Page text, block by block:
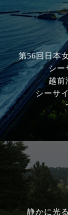
第56回日本
シー
越前
シーサ
静かに光